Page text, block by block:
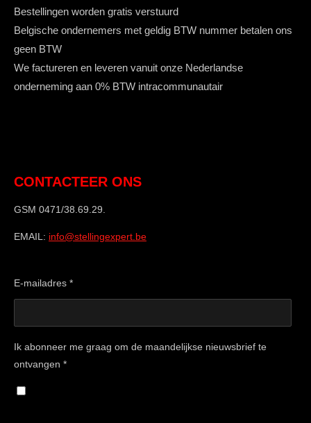
Bestellingen worden gratis verstuurd
Belgische ondernemers met geldig BTW nummer betalen ons
geen BTW
We factureren en leveren vanuit onze Nederlandse
onderneming aan 0% BTW intracommunautair
CONTACTEER ONS
GSM 0471/38.69.29.
EMAIL: info@stellingexpert.be
E-mailadres *
Ik abonneer me graag om de maandelijkse nieuwsbrief te
ontvangen *